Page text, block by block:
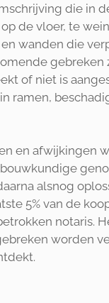
die in
de vloer, te
wanden die
of niet is
ramen,
en afwijkingen
alsnog
5% van de
notaris.
worden